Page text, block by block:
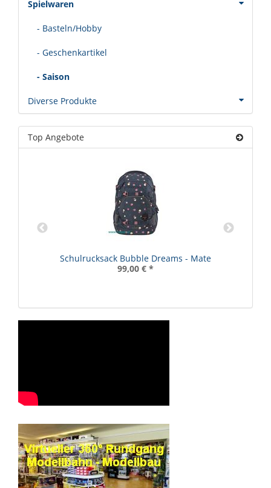
Spielwaren
- Basteln/Hobby
- Geschenkartikel
- Saison
Diverse Produkte
Top Angebote
Schulrucksack Bubble Dreams - Mate
99,00 € *